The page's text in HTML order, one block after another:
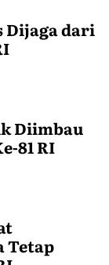
Dijaga dari
Diimbau
81 RI
Tetap